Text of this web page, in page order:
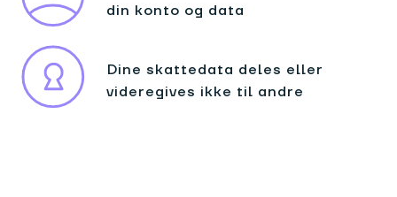
din konto og data
Dine skattedata deles eller
videregives ikke til andre